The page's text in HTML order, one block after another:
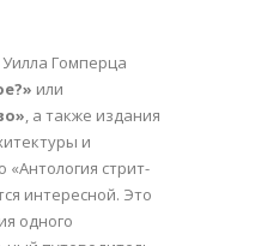
Гомперца
или
, а также издания
и
«Антология стрит-
интересной. Это
одного